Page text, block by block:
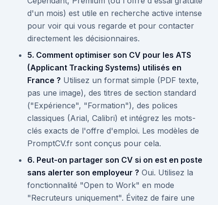
d'un mois) est utile en recherche active intense
pour voir qui vous regarde et pour contacter
directement les décisionnaires.
5. Comment optimiser son CV pour les ATS
(Applicant Tracking Systems) utilisés en
France ? Utilisez un format simple (PDF texte,
pas une image), des titres de section standard
("Expérience", "Formation"), des polices
classiques (Arial, Calibri) et intégrez les mots-
clés exacts de l'offre d'emploi. Les modèles de
PromptCV.fr sont conçus pour cela.
6. Peut-on partager son CV si on est en poste
sans alerter son employeur ? Oui. Utilisez la
fonctionnalité "Open to Work" en mode
"Recruteurs uniquement". Évitez de faire une